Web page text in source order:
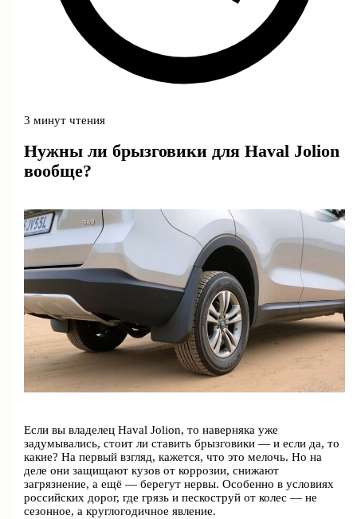
3 минут чтения
Нужны ли брызговики для Haval Jolion
вообще?
Если вы владелец Haval Jolion, то наверняка уже
задумывались, стоит ли ставить брызговики — и если да, то
какие? На первый взгляд, кажется, что это мелочь. Но на
деле они защищают кузов от коррозии, снижают
загрязнение, а ещё — берегут нервы. Особенно в условиях
российских дорог, где грязь и пескоструй от колес — не
сезонное, а круглогодичное явление.